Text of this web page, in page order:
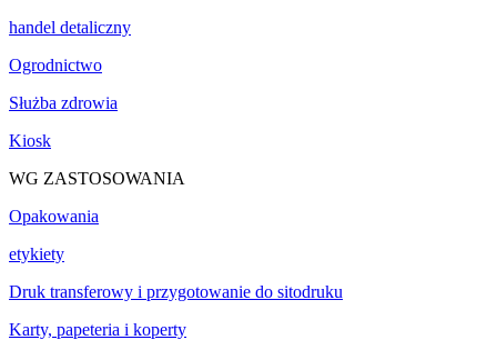
handel detaliczny
Ogrodnictwo
Służba zdrowia
Kiosk
WG ZASTOSOWANIA
Opakowania
etykiety
Druk transferowy i przygotowanie do sitodruku
Karty, papeteria i koperty